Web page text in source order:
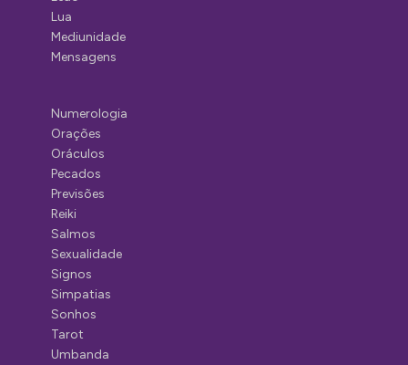
Lua
Mediunidade
Mensagens
Numerologia
Orações
Oráculos
Pecados
Previsões
Reiki
Salmos
Sexualidade
Signos
Simpatias
Sonhos
Tarot
Umbanda